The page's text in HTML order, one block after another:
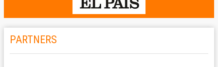
PARTNERS